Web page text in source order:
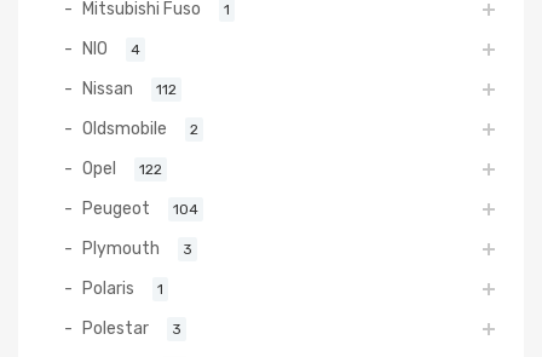
Mitsubishi Fuso 1
NIO 4
Nissan 112
Oldsmobile 2
Opel 122
Peugeot 104
Plymouth 3
Polaris 1
Polestar 3